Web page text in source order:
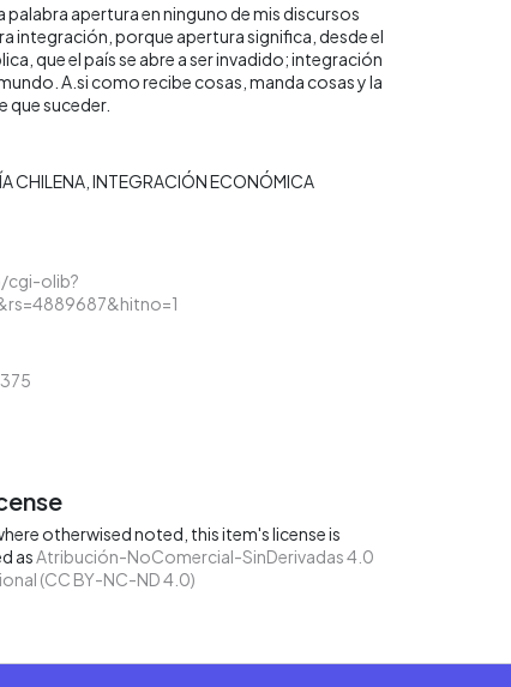
palabra apertura en ninguno de mis discursos
integración, porque apertura significa, desde el
que el país se abre a ser invadido; integración
A.si como recibe cosas, manda cosas y la
que suceder.
CHILENA INTEGRACIÓN ECONÓMICA
cgi-olib?
otherwised noted, this item's license is
as Atribución-NoComercial-SinDerivadas 4.0
(CC BY-NC-ND 4.0)